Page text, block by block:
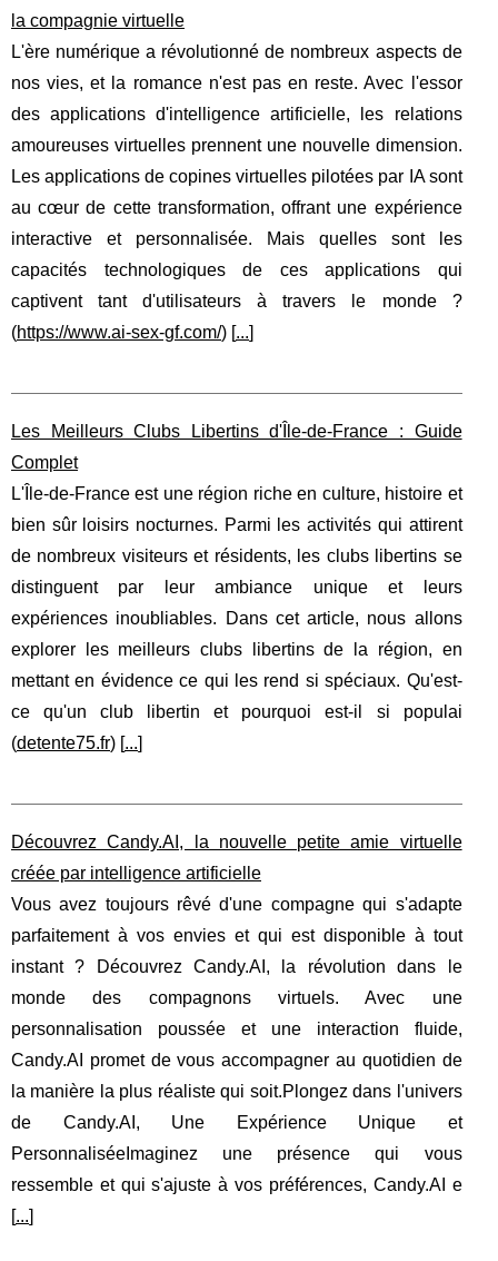
la compagnie virtuelle
L'ère numérique a révolutionné de nombreux aspects de
nos vies, et la romance n'est pas en reste. Avec l'essor
des applications d'intelligence artificielle, les relations
amoureuses virtuelles prennent une nouvelle dimension.
Les applications de copines virtuelles pilotées par IA sont
au cœur de cette transformation, offrant une expérience
interactive et personnalisée. Mais quelles sont les
capacités technologiques de ces applications qui
captivent tant d'utilisateurs à travers le monde ?
(https://www.ai-sex-gf.com/) [...]
Les Meilleurs Clubs Libertins d'Île-de-France : Guide
Complet
L'Île-de-France est une région riche en culture, histoire et
bien sûr loisirs nocturnes. Parmi les activités qui attirent
de nombreux visiteurs et résidents, les clubs libertins se
distinguent par leur ambiance unique et leurs
expériences inoubliables. Dans cet article, nous allons
explorer les meilleurs clubs libertins de la région, en
mettant en évidence ce qui les rend si spéciaux. Qu'est-
ce qu'un club libertin et pourquoi est-il si populai
(detente75.fr) [...]
Découvrez Candy.AI, la nouvelle petite amie virtuelle
créée par intelligence artificielle
Vous avez toujours rêvé d'une compagne qui s'adapte
parfaitement à vos envies et qui est disponible à tout
instant ? Découvrez Candy.AI, la révolution dans le
monde des compagnons virtuels. Avec une
personnalisation poussée et une interaction fluide,
Candy.AI promet de vous accompagner au quotidien de
la manière la plus réaliste qui soit.Plongez dans l'univers
de Candy.AI, Une Expérience Unique et
PersonnaliséeImaginez une présence qui vous
ressemble et qui s'ajuste à vos préférences, Candy.AI e
[...]